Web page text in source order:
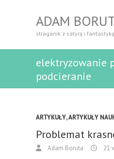
ADAM
straganik z satyrą i fantastyką
elektryzowanie
podcieranie
ARTYKUŁY,ARTYKUŁY
Problemat
Adam Boruta 21